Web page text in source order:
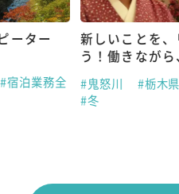
ーター
#宿泊業務全
新しいことを
う！働きながら
#鬼怒川 #栃木県
#冬